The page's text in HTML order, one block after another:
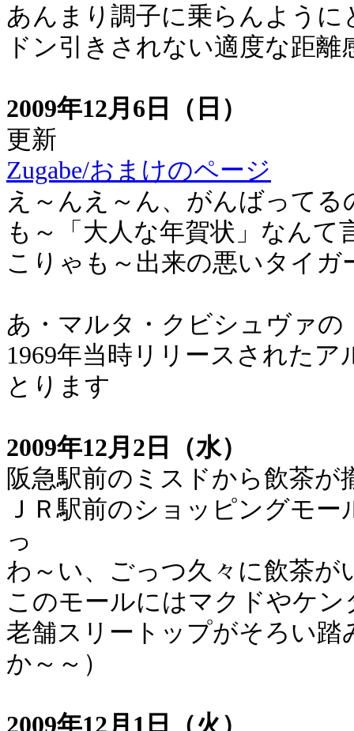
あんまり調子に乗らんよう
ドン引きされない適度な距
2009年12月6日（日）
更新
Zugabe/おまけのページ
え～んえ～ん、がんばって
も～「大人な年賀状」なん
こりゃも～出来の悪いタイガ
あ・マルタ・クビシュヴァ
1969年当時リリースされた
とります
2009年12月2日（水）
阪急駅前のミスドから飲茶が
ＪＲ駅前のショッピングモ
っ
わ～い、ごっつ久々に飲茶が
このモールにはマクドやケ
老舗スリートップがそろい
か～～）
2009年12月1日（火）